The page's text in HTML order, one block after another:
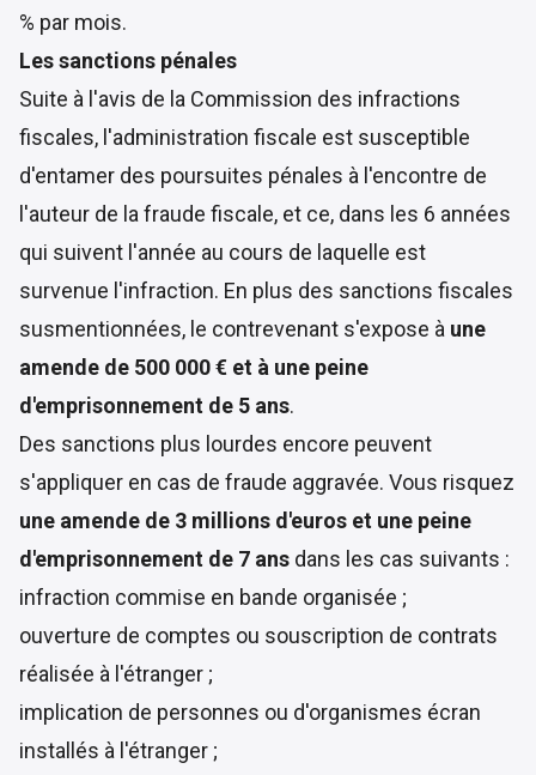
% par mois.
Les sanctions pénales
Suite à l'avis de la Commission des infractions
fiscales, l'administration fiscale est susceptible
d'entamer des poursuites pénales à l'encontre de
l'auteur de la fraude fiscale, et ce, dans les 6 années
qui suivent l'année au cours de laquelle est
survenue l'infraction. En plus des sanctions fiscales
susmentionnées, le contrevenant s'expose à une
amende de 500 000 € et à une peine
d'emprisonnement de 5 ans.
Des sanctions plus lourdes encore peuvent
s'appliquer en cas de fraude aggravée. Vous risquez
une amende de 3 millions d'euros et une peine
d'emprisonnement de 7 ans dans les cas suivants :
infraction commise en bande organisée ;
ouverture de comptes ou souscription de contrats
réalisée à l'étranger ;
implication de personnes ou d'organismes écran
installés à l'étranger ;